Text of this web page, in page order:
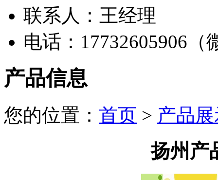
联系人：王经理
电话：17732605906（
产品信息
您的位置： 首页 > 产品
扬州产